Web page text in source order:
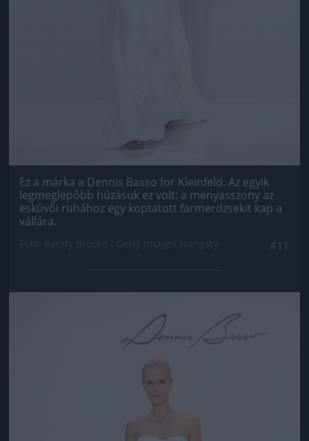
Ez a márka a Dennis Basso for Kleinfeld. Az egyik
legmeglepőbb húzásuk ez volt: a menyasszony az
esküvői ruhához egy koptatott farmerdzsekit kap a
vállára.
Jön még kép!